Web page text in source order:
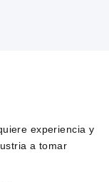
experiencia y
a tomar